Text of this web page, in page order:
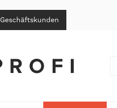
Geschäftskunden